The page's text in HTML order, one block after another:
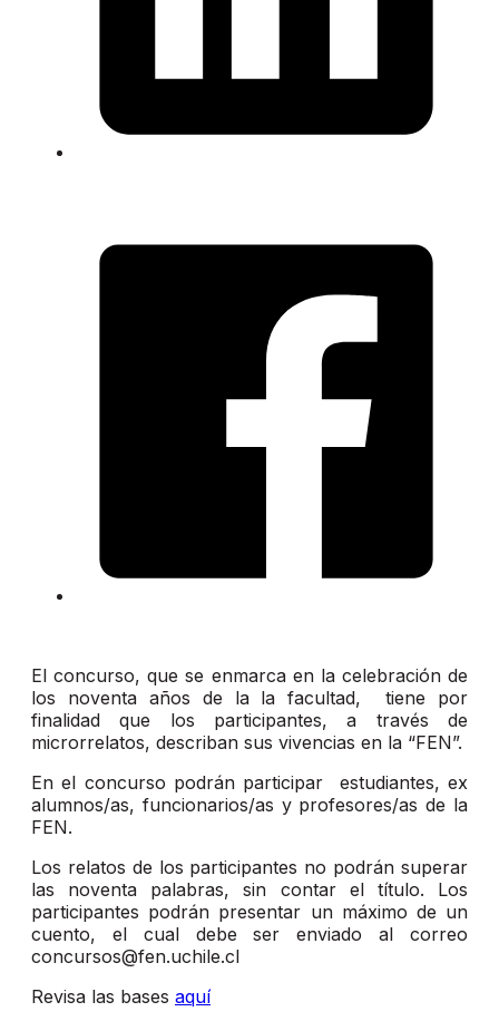
El concurso, que se enmarca en la celebración de
los noventa años de la la facultad, tiene por
finalidad que los participantes, a través de
microrrelatos, describan sus vivencias en la “FEN”.
En el concurso podrán participar estudiantes, ex
alumnos/as, funcionarios/as y profesores/as de la
FEN.
Los relatos de los participantes no podrán superar
las noventa palabras, sin contar el título. Los
participantes podrán presentar un máximo de un
cuento, el cual debe ser enviado al correo
concursos@fen.uchile.cl
Revisa las bases aquí